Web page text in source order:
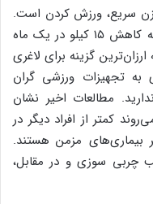
سریع، ورزش کردن است.
با اطمینان کامل می‌توانیم اشاره کنیم که کاهش ۱۵ کیلو در یک ماه
گزینه برای لاغری
به تجهیزات ورزشی گران
مطالعات اخیر نشان
روزانه ۸۲۰۰ قدم راه می‌روند کمتر از افراد دیگر در
بیماری‌های مزمن هستند.
چربی سوزی و در مقابل،